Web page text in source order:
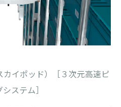
イポッド）［３次元高速ピ
ステム］